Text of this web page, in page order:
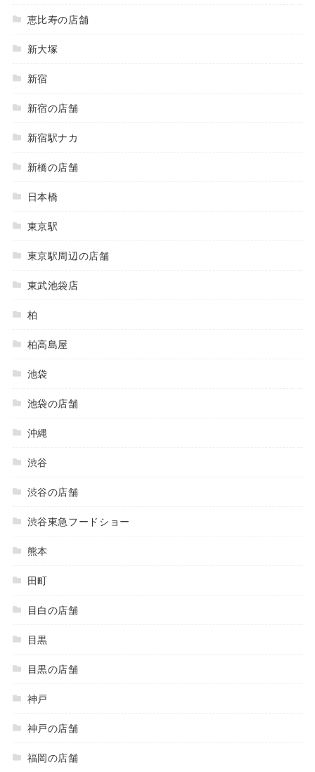
恵比寿の店舗
新大塚
新宿
新宿の店舗
新宿駅ナカ
新橋の店舗
日本橋
東京駅
東京駅周辺の店舗
東武池袋店
柏
柏高島屋
池袋
池袋の店舗
沖縄
渋谷
渋谷の店舗
渋谷東急フードショー
熊本
田町
目白の店舗
目黒
目黒の店舗
神戸
神戸の店舗
福岡の店舗